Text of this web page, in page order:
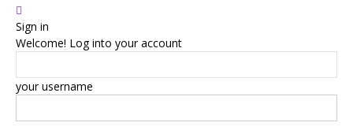
Sign in
Welcome! Log into your account
your username